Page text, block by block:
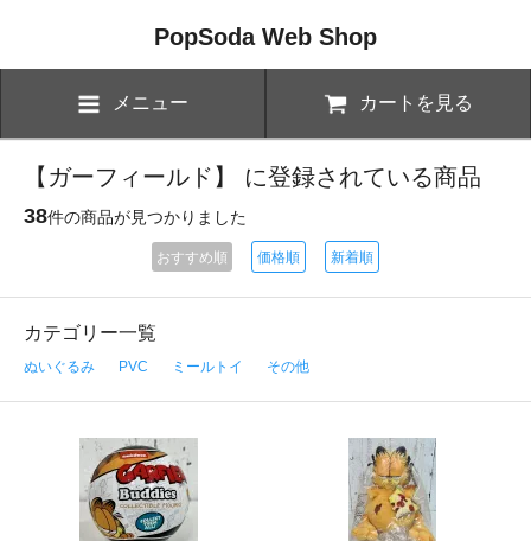
PopSoda Web Shop
メニュー カートを見る
【ガーフィールド】 に登録されている商品
38件の商品が見つかりました
おすすめ順 価格順 新着順
カテゴリー一覧
ぬいぐるみ PVC ミールトイ その他